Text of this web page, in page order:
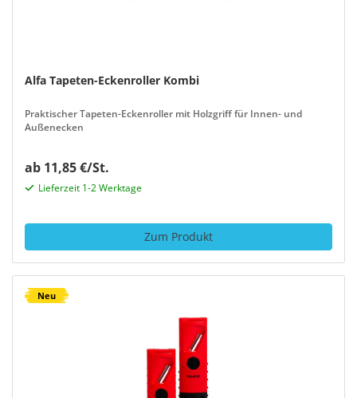
Alfa Tapeten-Eckenroller Kombi
Praktischer Tapeten-Eckenroller mit Holzgriff für Innen- und
Außenecken
ab 11,85 €/St.
Lieferzeit 1-2 Werktage
Zum Produkt
Neu